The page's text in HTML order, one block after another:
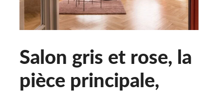
Salon gris et rose, la
pièce principale,